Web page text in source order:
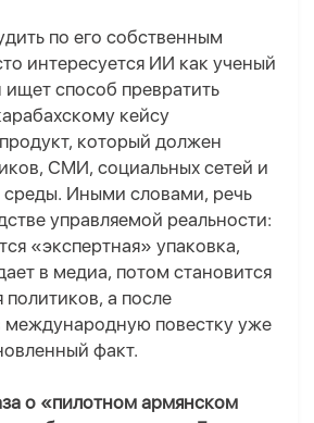
по его собственным
интересуется ИИ как ученый
ищет способ превратить
кейсу
который должен
СМИ, социальных сетей и
Иными словами, речь
управляемой реальности:
«экспертная» упаковка,
в медиа, потом становится
а после
международную повестку уже
факт.
о «пилотном армянском